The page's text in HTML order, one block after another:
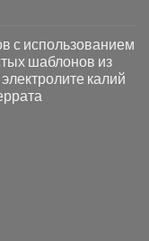
с использованием
шаблонов из
калий